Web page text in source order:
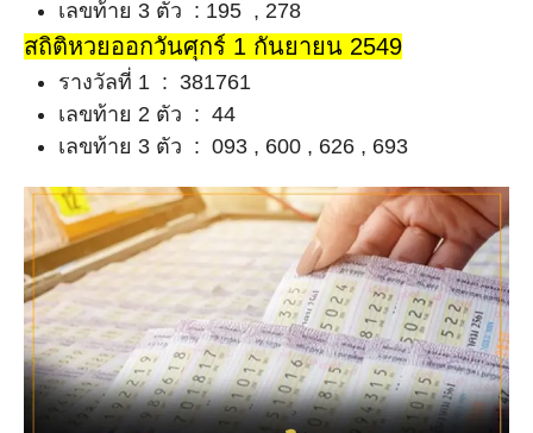
เลขท้าย 3 ตัว : 195 , 278
สถิติหวยออกวันศุกร์ 1 กันยายน 2549
รางวัลที่ 1 : 381761
เลขท้าย 2 ตัว : 44
เลขท้าย 3 ตัว : 093 , 600 , 626 , 693